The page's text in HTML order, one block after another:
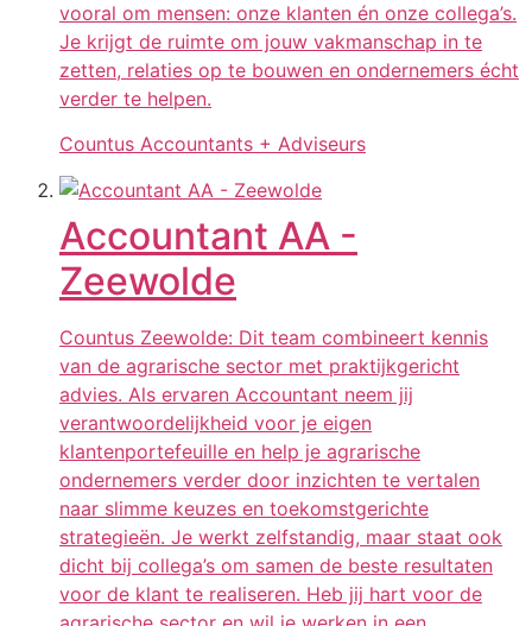
vooral om mensen: onze klanten én onze collega’s.
Je krijgt de ruimte om jouw vakmanschap in te
zetten, relaties op te bouwen en ondernemers écht
verder te helpen.
Countus Accountants + Adviseurs
Accountant AA -
Zeewolde
Countus Zeewolde: Dit team combineert kennis
van de agrarische sector met praktijkgericht
advies. Als ervaren Accountant neem jij
verantwoordelijkheid voor je eigen
klantenportefeuille en help je agrarische
ondernemers verder door inzichten te vertalen
naar slimme keuzes en toekomstgerichte
strategieën. Je werkt zelfstandig, maar staat ook
dicht bij collega’s om samen de beste resultaten
voor de klant te realiseren. Heb jij hart voor de